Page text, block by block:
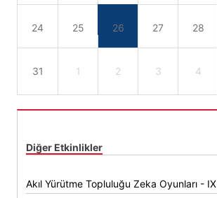
24 25 26 27 28
31 1 2 3 4
Diğer Etkinlikler
Akıl Yürütme Topluluğu Zeka Oyunları - IX